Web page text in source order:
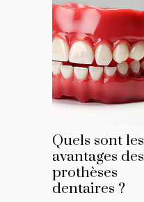
Quels sont les
avantages des
prothèses
dentaires ?